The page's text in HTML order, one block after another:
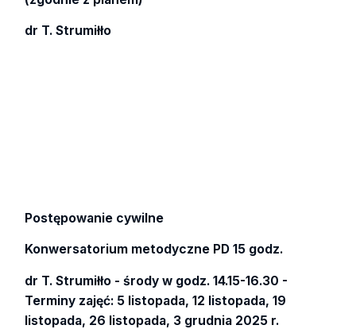
dr T. Strumiłło
Postępowanie cywilne
Konwersatorium metodyczne PD 15 godz.
dr T. Strumiłło - środy w godz. 14.15-16.30 -
Terminy zajęć: 5 listopada, 12 listopada, 19
listopada, 26 listopada, 3 grudnia 2025 r.